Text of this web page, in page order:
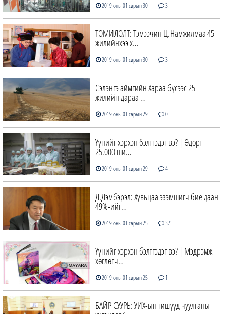
2019 оны 01 сарын 30 | 3
ТОМИЛОЛТ: Тэмээчин Ц.Намжилмаа 45
жилийнхээ х…
2019 оны 01 сарын 30 | 3
Сэлэнгэ аймгийн Хараа бүсээс 25
жилийн дараа …
2019 оны 01 сарын 29 | 0
Үүнийг хэрхэн бэлтгэдэг вэ? | Өдөрт
25.000 ши…
2019 оны 01 сарын 29 | 4
Д.Дэмбэрэл: Хувьцаа эзэмшигч бие даан
49%-ийг…
2019 оны 01 сарын 25 | 37
Үүнийг хэрхэн бэлтгэдэг вэ? | Мэдрэмж
хөглөгч…
2019 оны 01 сарын 25 | 1
БАЙР СУУРЬ: УИХ-ын гишүүд чуулганы